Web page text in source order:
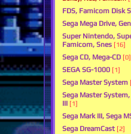
FDS, Famicom Disk
Sega Mega Drive,
Super Nintendo,
Famicom, Snes [16]
Sega CD, Mega-CD [0]
SEGA SG-1000 [1]
Sega Master System
Sega Master System,
III [1]
Sega Mark III, Sega
Sega DreamCast [2]